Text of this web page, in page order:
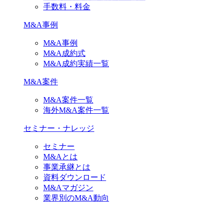
手数料・料金
M&A事例
M&A事例
M&A成約式
M&A成約実績一覧
M&A案件
M&A案件一覧
海外M&A案件一覧
セミナー・ナレッジ
セミナー
M&Aとは
事業承継とは
資料ダウンロード
M&Aマガジン
業界別のM&A動向